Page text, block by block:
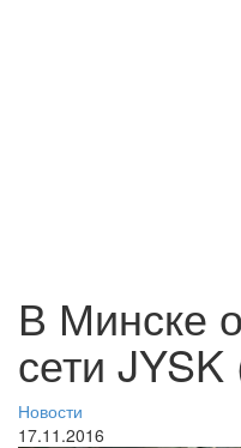
В Минске
сети
Новости
17.11.2016